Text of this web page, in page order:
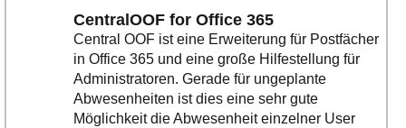
CentralOOF for Office 365
Central OOF ist eine Erweiterung für Postfächer
in Office 365 und eine große Hilfestellung für
Administratoren. Gerade für ungeplante
Abwesenheiten ist dies eine sehr gute
Möglichkeit die Abwesenheit einzelner User